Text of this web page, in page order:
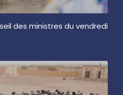
des ministres du vendredi